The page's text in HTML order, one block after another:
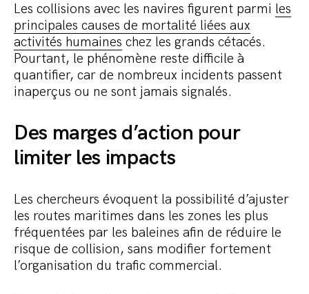
Les collisions avec les navires figurent parmi les
principales causes de mortalité liées aux
activités humaines chez les grands cétacés.
Pourtant, le phénomène reste difficile à
quantifier, car de nombreux incidents passent
inaperçus ou ne sont jamais signalés.
Des marges d’action pour
limiter les impacts
Les chercheurs évoquent la possibilité d’ajuster
les routes maritimes dans les zones les plus
fréquentées par les baleines afin de réduire le
risque de collision, sans modifier fortement
l’organisation du trafic commercial.